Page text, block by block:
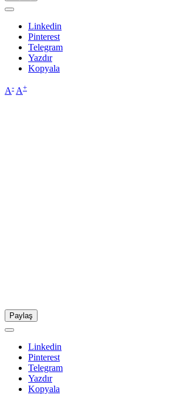
Linkedin
Pinterest
Telegram
Yazdır
Kopyala
A- A+
Paylaş
Linkedin
Pinterest
Telegram
Yazdır
Kopyala